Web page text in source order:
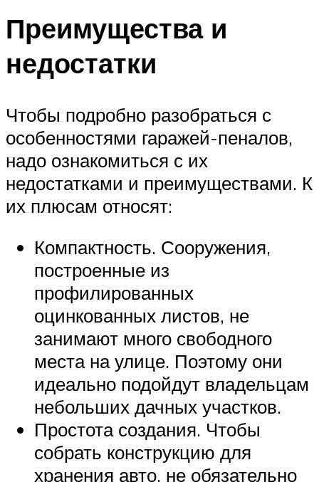
Преимущества и
недостатки
Чтобы подробно разобраться с
особенностями гаражей-пеналов,
надо ознакомиться с их
недостатками и преимуществами. К
их плюсам относят:
Компактность. Сооружения,
построенные из
профилированных
оцинкованных листов, не
занимают много свободного
места на улице. Поэтому они
идеально подойдут владельцам
небольших дачных участков.
Простота создания. Чтобы
собрать конструкцию для
хранения авто, не обязательно